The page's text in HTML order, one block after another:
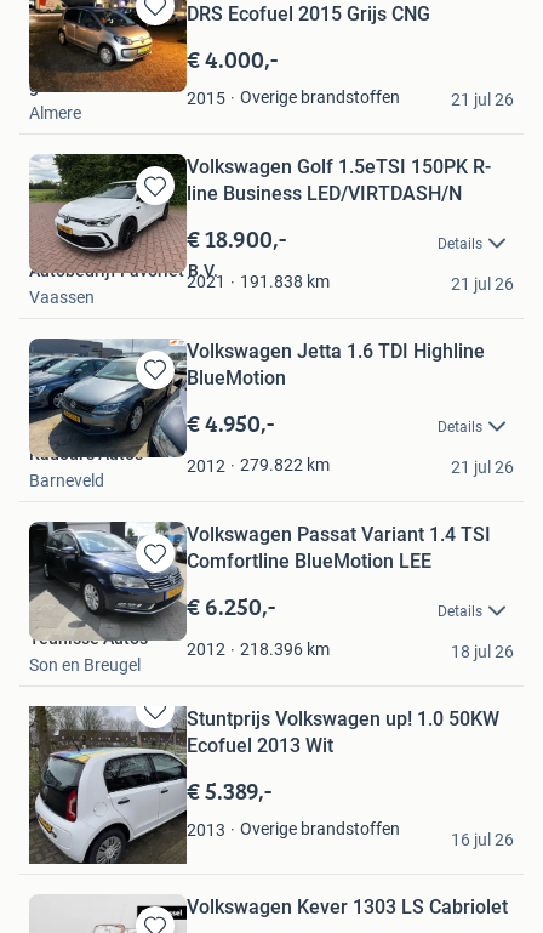
Bewaren
in
Mijn
Favorieten
DRS Ecofuel 2015 Grijs CNG
€ 4.000,-
2015 Overige brandstoffen
gan
Almere
21 jul 26
Bewaren
in
Mijn
Favorieten
Volkswagen Golf 1.5eTSI 150PK R-
line Business LED/VIRTDASH/N
€ 18.900,- Details
2021 191.838 km
Autobedrijf Favoriet B.V.
Vaassen
21 jul 26
Bewaren
in
Mijn
Favorieten
Volkswagen Jetta 1.6 TDI Highline
BlueMotion
€ 4.950,- Details
2012 279.822 km
Kadour's Auto's
Barneveld
21 jul 26
Bewaren
in
Mijn
Favorieten
Volkswagen Passat Variant 1.4 TSI
Comfortline BlueMotion LEE
€ 6.250,- Details
2012 218.396 km
Teunisse Auto's
Son en Breugel
18 jul 26
Bewaren
in
Mijn
Favorieten
Stuntprijs Volkswagen up! 1.0 50KW
Ecofuel 2013 Wit
€ 5.389,-
2013 Overige brandstoffen
JG
Assen
16 jul 26
Volkswagen Kever 1303 LS Cabriolet